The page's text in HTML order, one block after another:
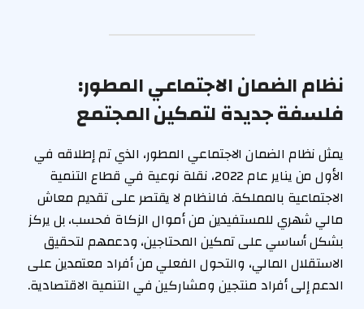
نظام الضمان الاجتماعي المطور:
فلسفة جديدة لتمكين المجتمع
يمثل نظام الضمان الاجتماعي المطور، الذي تم إطلاقه في
الأول من يناير عام 2022، نقلة نوعية في قطاع التنمية
الاجتماعية بالمملكة. فالنظام لا يقتصر على تقديم معاش
مالي شهري للمستفيدين من أموال الزكاة فحسب، بل يركز
بشكل أساسي على تمكين المحتاجين، ودعمهم لتحقيق
الاستقلال المالي، والتحول الفعلي من أفراد معتمدين على
الدعم إلى أفراد منتجين ومشاركين في التنمية الاقتصادية.